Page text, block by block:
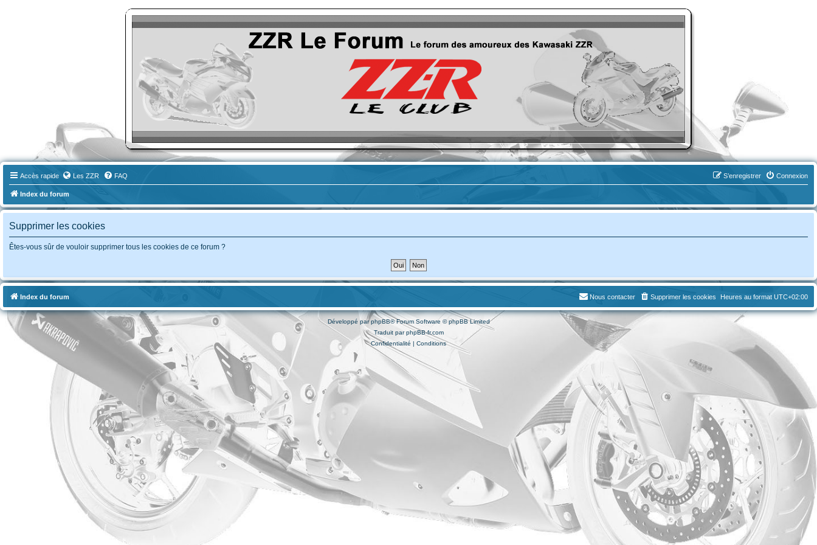
Accès rapide Les ZZR FAQ Connexion
S’enregistrer
Index du forum
Supprimer les cookies
Êtes-vous sûr de vouloir supprimer tous les cookies de ce forum ?
Index du forum Heures au format UTC+02:00
Supprimer les cookies
Nous contacter
Développé parphpBB® Forum Software © phpBB Limited
Traduit parphpBB-fr.com
Confidentialité | Conditions